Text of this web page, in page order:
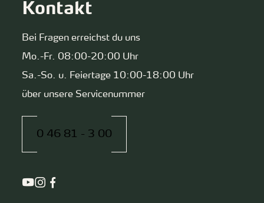
Kontakt
Bei Fragen erreichst du uns
Mo.-Fr. 08:00-20:00 Uhr
Sa.-So. u. Feiertage 10:00-18:00 Uhr
über unsere Servicenummer
0 46 81 - 3 00